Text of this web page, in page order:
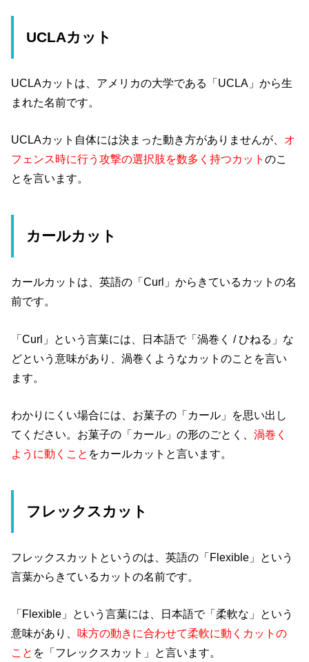
UCLAカット
UCLAカットは、アメリカの大学である「UCLA」から生
まれた名前です。
UCLAカット自体には決まった動き方がありませんが、 オ
フェンス時に行う攻撃の選択肢を数多く持つカットのこ
とを言います。
カールカット
カールカットは、英語の「Curl」からきているカットの名
前です。
「Curl」という言葉には、日本語で「渦巻く / ひねる」な
どという意味があり、渦巻くようなカットのことを言い
ます。
わかりにくい場合には、お菓子の「カール」を思い出し
てください。お菓子の「カール」の形のごとく、渦巻く
ように動くこと をカールカットと言います。
フレックスカット
フレックスカットというのは、英語の「Flexible」という
言葉からきているカットの名前です。
「Flexible」という言葉には、日本語で「柔軟な」という
意味があり、 味方の動きに合わせて柔軟に動くカットの
こと を「フレックスカット」と言います。